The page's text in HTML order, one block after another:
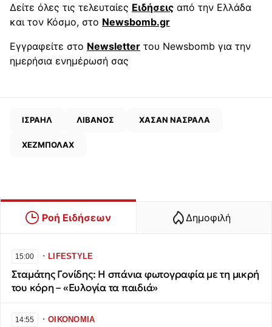
Δείτε όλες τις τελευταίες Ειδήσεις από την Ελλάδα
και τον Κόσμο, στο Newsbomb.gr
Εγγραφείτε στο Newsletter του Newsbomb για την
ημερήσια ενημέρωσή σας
ΙΣΡΑΗΛ ΛΙΒΑΝΟΣ ΧΑΣΑΝ ΝΑΣΡΑΛΑ
ΧΕΖΜΠΟΛΑΧ
Ροή Ειδήσεων Δημοφιλή
15:00 ∙LIFESTYLE
Σταμάτης Γονίδης: Η σπάνια φωτογραφία με τη μικρή
του κόρη – «Ευλογία τα παιδιά»
14:55 ∙ΟΙΚΟΝΟΜΙΑ